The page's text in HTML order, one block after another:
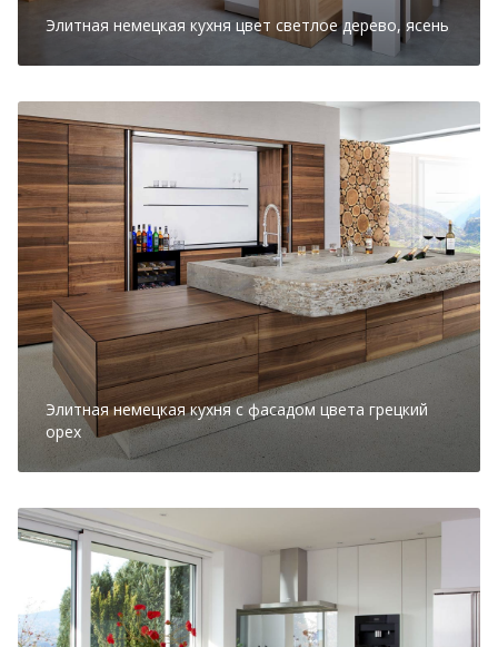
Элитная немецкая кухня цвет светлое дерево, ясень
Элитная немецкая кухня с фасадом цвета грецкий
орех